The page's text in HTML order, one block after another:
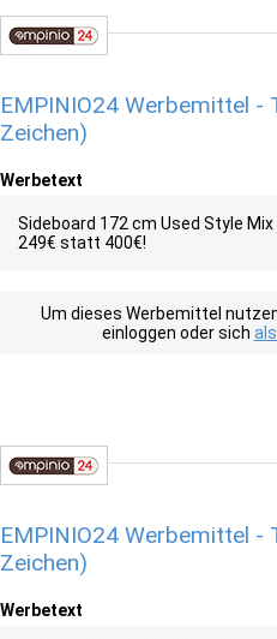
EMPINIO24 Werbemittel -
Zeichen)
Werbetext
Sideboard 172 cm Used Style
249€ statt 400€!
Um dieses Werbemittel
einloggen oder sich
EMPINIO24 Werbemittel -
Zeichen)
Werbetext